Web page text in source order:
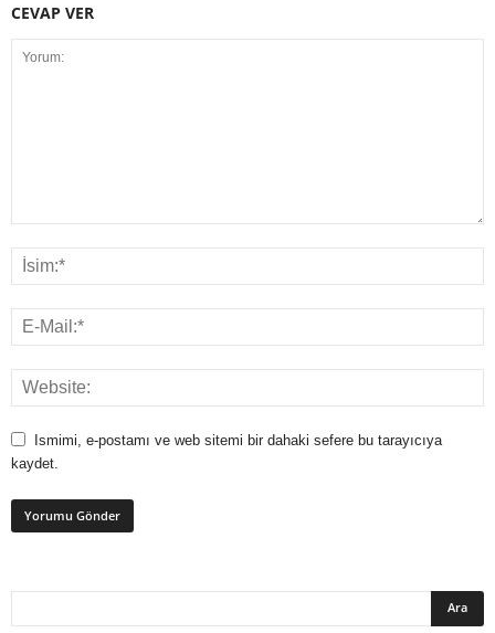
CEVAP VER
Ismimi, e-postamı ve web sitemi bir dahaki sefere bu tarayıcıya
kaydet.